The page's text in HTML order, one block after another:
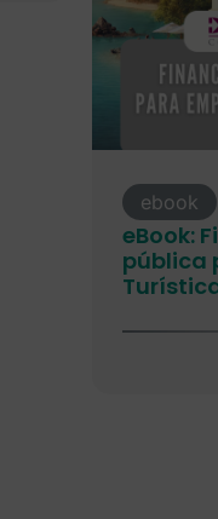
ebook
eBook:
pública